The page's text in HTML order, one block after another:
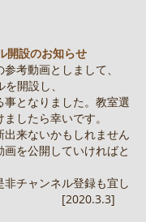
開設のお知らせ
考動画としまして、
開設し、
となりました。教室選
したら幸いです。
来ないかもしれません
を公開していければと
チャンネル登録も宜し
す。 [2020.3.3]